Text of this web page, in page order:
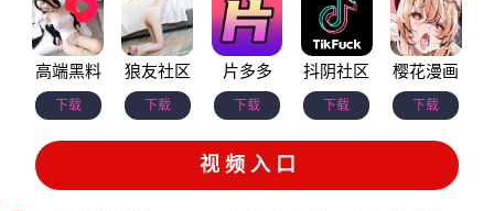
高端黑料
下载
狼友社区
下载
片多多
下载
抖阴社区
下载
樱花漫画
下载
视 频 入 口